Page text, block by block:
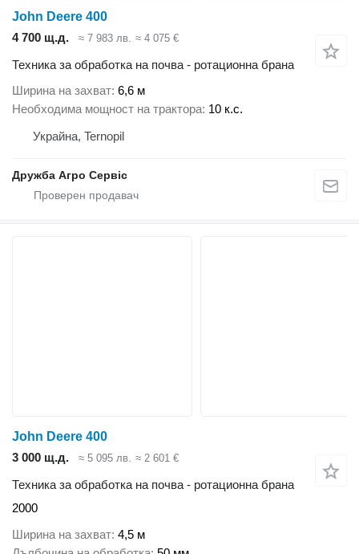
John Deere 400
4 700 щ.д.
≈ 7 983 лв. ≈ 4 075 €
Техника за обработка на почва - ротационна брана
Ширина на захват 6,6 м
Необходима мощност на трактора 10 к.с.
Украйна, Ternopil
Дружба Агро Сервіс
John Deere 400
3 000 щ.д.
≈ 5 095 лв. ≈ 2 601 €
Техника за обработка на почва - ротационна брана
2000
Ширина на захват 4,5 м